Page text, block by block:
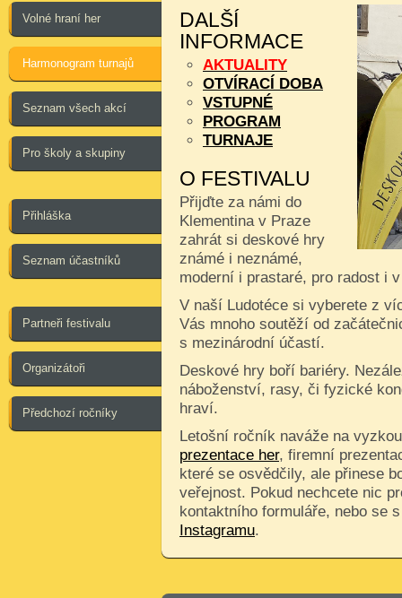
Volné hraní her
Harmonogram turnajů
Seznam všech akcí
Pro školy a skupiny
Přihláška
Seznam účastníků
Partneři festivalu
Organizátoři
Předchozí ročníky
DALŠÍ
INFORMACE
AKTUALITY
OTVÍRACÍ DOBA
VSTUPNÉ
PROGRAM
TURNAJE
O FESTIVALU
Přijďte za námi do
Klementina v Praze
zahrát si deskové hry
známé i neznámé,
moderní i prastaré, pro radost i
V naší Ludotéce si vyberete z
Vás mnoho soutěží od
s mezinárodní účastí.
Deskové hry boří bariéry.
náboženství, rasy, či fyzické
hraví.
Letošní ročník naváže na
prezentace her, firemní
které se osvědčily, ale přinese
veřejnost. Pokud nechcete nic
kontaktního formuláře, nebo se
Instagramu.